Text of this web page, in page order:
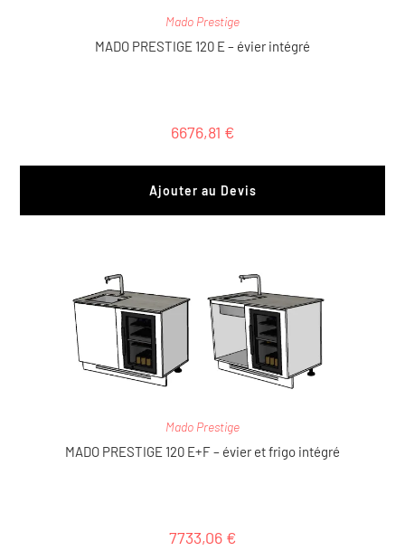
Mado Prestige
MADO PRESTIGE 120 E – évier intégré
6676,81 €
Ajouter au Devis
Mado Prestige
MADO PRESTIGE 120 E+F – évier et frigo intégré
7733,06 €